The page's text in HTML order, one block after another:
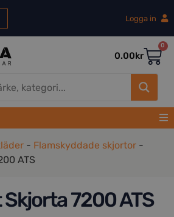
Logga in
0.00kr
0
- Flamskyddade skjortor -
ATS
7200 ATS